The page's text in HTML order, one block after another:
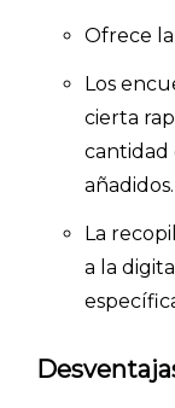
Ofrece
Los
cierta
cantidad
añadidos.
La
a la